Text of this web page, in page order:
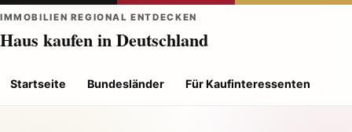
IMMOBILIEN REGIONAL ENTDECKEN
Haus kaufen in Deutschland
Startseite Bundesländer Für Kaufinteressenten